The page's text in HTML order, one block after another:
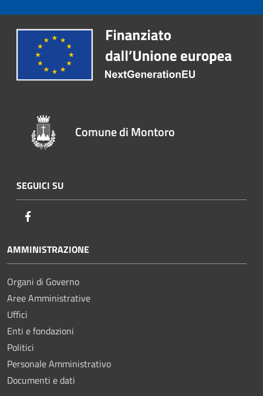
Comune di Montoro
SEGUICI SU
AMMINISTRAZIONE
Organi di Governo
Aree Amministrative
Uffici
Enti e fondazioni
Politici
Personale Amministrativo
Documenti e dati